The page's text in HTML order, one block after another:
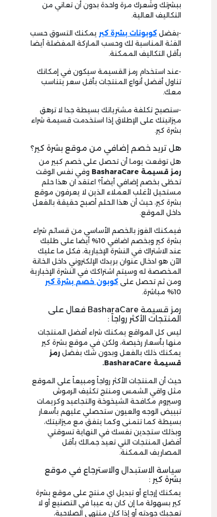
ببشرتك وشعرك مرة واحدة بدون أن تعاني من
التكاليف العالية.
-بفضل كوبونات بشرة كير يمكنك التسوق حسب
الفئة المناسبة لك وحسب الماركة المفضلة أيضا
بأقل التكاليف الممكنة.
-عند استخدام رمز القسيمة سيكون في إمكانك
تناول أفضل أنواع المنتجات بأقل سعر يتناسب
معك.
-ستصبح تكلفة مشترياتك بسيطة جدا لا ترهق
ميزانيتك على الإطلاق إذا استخدمت قسيمة شراء
بشرة كير.
هل تريد خصم إضافي من موقع بشرة كير؟
هل توقعت يوما أن تحصل على خصم كبير من
رمز قسيمة BasharaCare وفي نفس الوقت
تحظى بخصم إضافي أيضاً؟ اعتقد ان هذا حلم
مستحيل لأغلب العملاء الذين لا يعرفون موقع
بشرة كير، حيث أن هذا الحلم أصبح حقيقة بالفعل
داخل الموقع.
فيمكنك الفوز بالخصم الأساسي من قسائم شراء
بشرة كير وبخصم اضافي 10% أيضا على طلبك
عند الاشتراك في النشرة الإخبارية، فكل ما عليك
الآن هو ادخال عنوان بريدك الإلكتروني داخل الخانة
المخصصة له وسيتم اشتراكك في النشرة الإخبارية
ومن ثم تحصل على كوبون خصم بشرة كير
10% مباشرة.
رمز قسيمة BasharaCare فعال على
المنتجات الأكثر رواجاً :
ليس كل المواقع يمكنك شراء أفضل المنتجات
منها بأسعار رخيصة، ولكن في موقع بشرة كير
يمكنك ذلك بالفعل وبدون شك بفضل رمز
قسيمة BasharaCare.
حيث أن المنتجات الأكثر رواجاً ومبيعاً على الموقع
مثل واقي الشمس ومنتج تكثيف الرموش
وسيروم مكافحة الشيخوخة والتجاعيد وكريمات
تبييض الوجه والعيون ستحصلي عليهم بأسعار
بسيطة كما تتمنى وكما يتفق مع ميزانيتك،
وبذلك ستجدين نفسك في النهاية تسوقتي
أفضل المنتجات التي تعيد جمالك بأقل
المصاريف الممكنة.
سياسة الاستبدال والاسترجاع في موقع
بشرة كير :
يمكنك إرجاع أو تبديل اي منتج على موقع بشرة
كير بسهولة ما إن كان به عيبا في التصنيع أو لا
تعجبك جودته أو إذا كان منتهي الصلاحية،